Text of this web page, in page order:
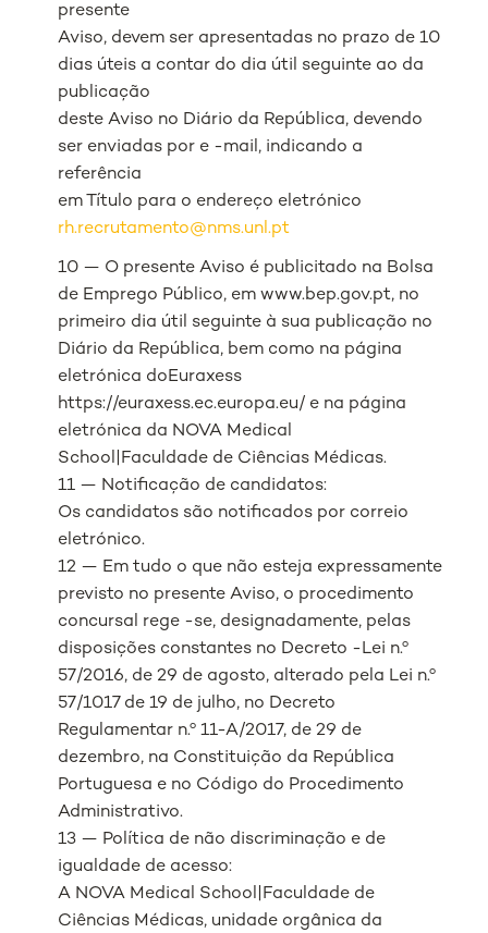
presente
Aviso, devem ser apresentadas no prazo de 10
dias úteis a contar do dia útil seguinte ao da
publicação
deste Aviso no Diário da República, devendo
ser enviadas por e -mail, indicando a
referência
em Título para o endereço eletrónico
rh.recrutamento@nms.unl.pt
10 — O presente Aviso é publicitado na Bolsa
de Emprego Público, em www.bep.gov.pt, no
primeiro dia útil seguinte à sua publicação no
Diário da República, bem como na página
eletrónica doEuraxess
https://euraxess.ec.europa.eu/ e na página
eletrónica da NOVA Medical
School|Faculdade de Ciências Médicas.
11 — Notificação de candidatos:
Os candidatos são notificados por correio
eletrónico.
12 — Em tudo o que não esteja expressamente
previsto no presente Aviso, o procedimento
concursal rege -se, designadamente, pelas
disposições constantes no Decreto -Lei n.º
57/2016, de 29 de agosto, alterado pela Lei n.º
57/1017 de 19 de julho, no Decreto
Regulamentar n.º 11-A/2017, de 29 de
dezembro, na Constituição da República
Portuguesa e no Código do Procedimento
Administrativo.
13 — Política de não discriminação e de
igualdade de acesso:
A NOVA Medical School|Faculdade de
Ciências Médicas, unidade orgânica da